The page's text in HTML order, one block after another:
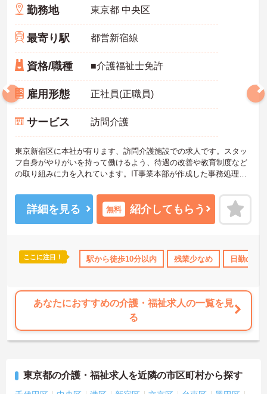
年間休日110日以上 資格取得サポート 研修制度あり
勤務地 東京都 中央区
最寄り駅 都営新宿線
資格/職種 ■介護福祉士免許
雇用形態 正社員(正職員)
サービス 訪問介護
東京新宿区に本社が有ります、訪問介護施設での求人です。スタッ
フ自身がやりがいを持って働けるよう、待遇の改善や教育制度など
の取り組みに力を入れています。IT事業本部が作成した事務処理ソ
応を重視することもできます。入社後の研修はもちろん、介護技術
研修、PC研修、マナー研修、資格取得のための勉強会等ステップに
応じて用意されており安心してご就業いただけます。
ご興味を持たれた方は面接対策ポイントや求人の詳細などお話しい
たしますのでお気軽にお問い合わせ下さい。
詳細を見る 無料 紹介してもらう
ここに注目！ 駅から徒歩10分以内 残業少なめ 日勤のみ
あなたにおすすめの介護・福祉求人の一覧を見
る
東京都の介護・福祉求人を近隣の市区町村から探す